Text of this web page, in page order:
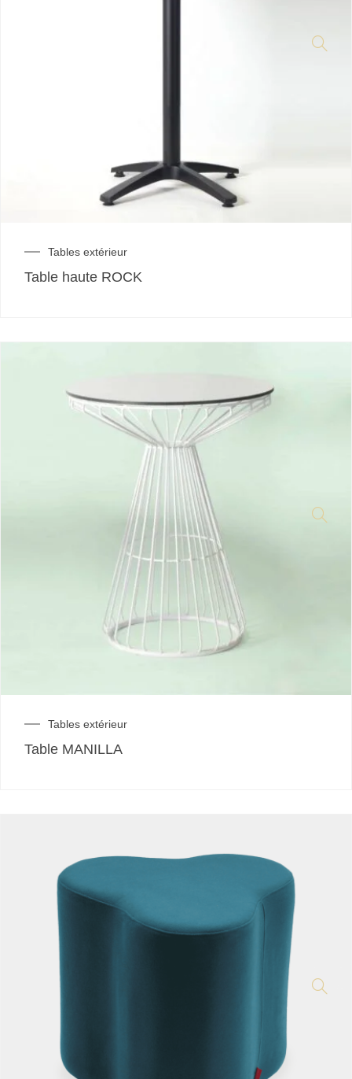
Tables extérieur
Table haute ROCK
Tables extérieur
Table MANILLA